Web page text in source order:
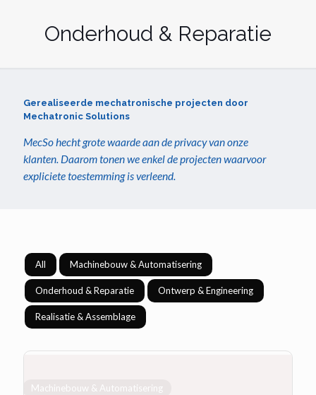
Onderhoud & Reparatie
Gerealiseerde mechatronische projecten door
Mechatronic Solutions
MecSo hecht grote waarde aan de privacy van onze
klanten. Daarom tonen we enkel de projecten waarvoor
expliciete toestemming is verleend.
All Machinebouw & Automatisering
Onderhoud & Reparatie Ontwerp & Engineering
Realisatie & Assemblage
Machinebouw & Automatisering